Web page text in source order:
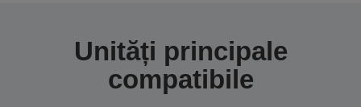
Unități principale
compatibile